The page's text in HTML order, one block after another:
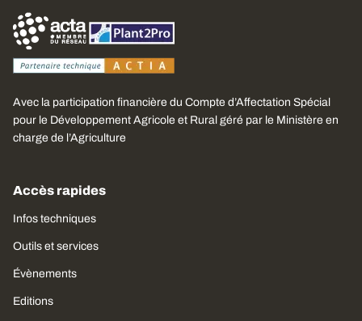
Avec la participation financière du Compte d’Affectation Spécial
pour le Développement Agricole et Rural géré par le Ministère en
charge de l’Agriculture
Accès rapides
Infos techniques
Outils et services
Évènements
Editions